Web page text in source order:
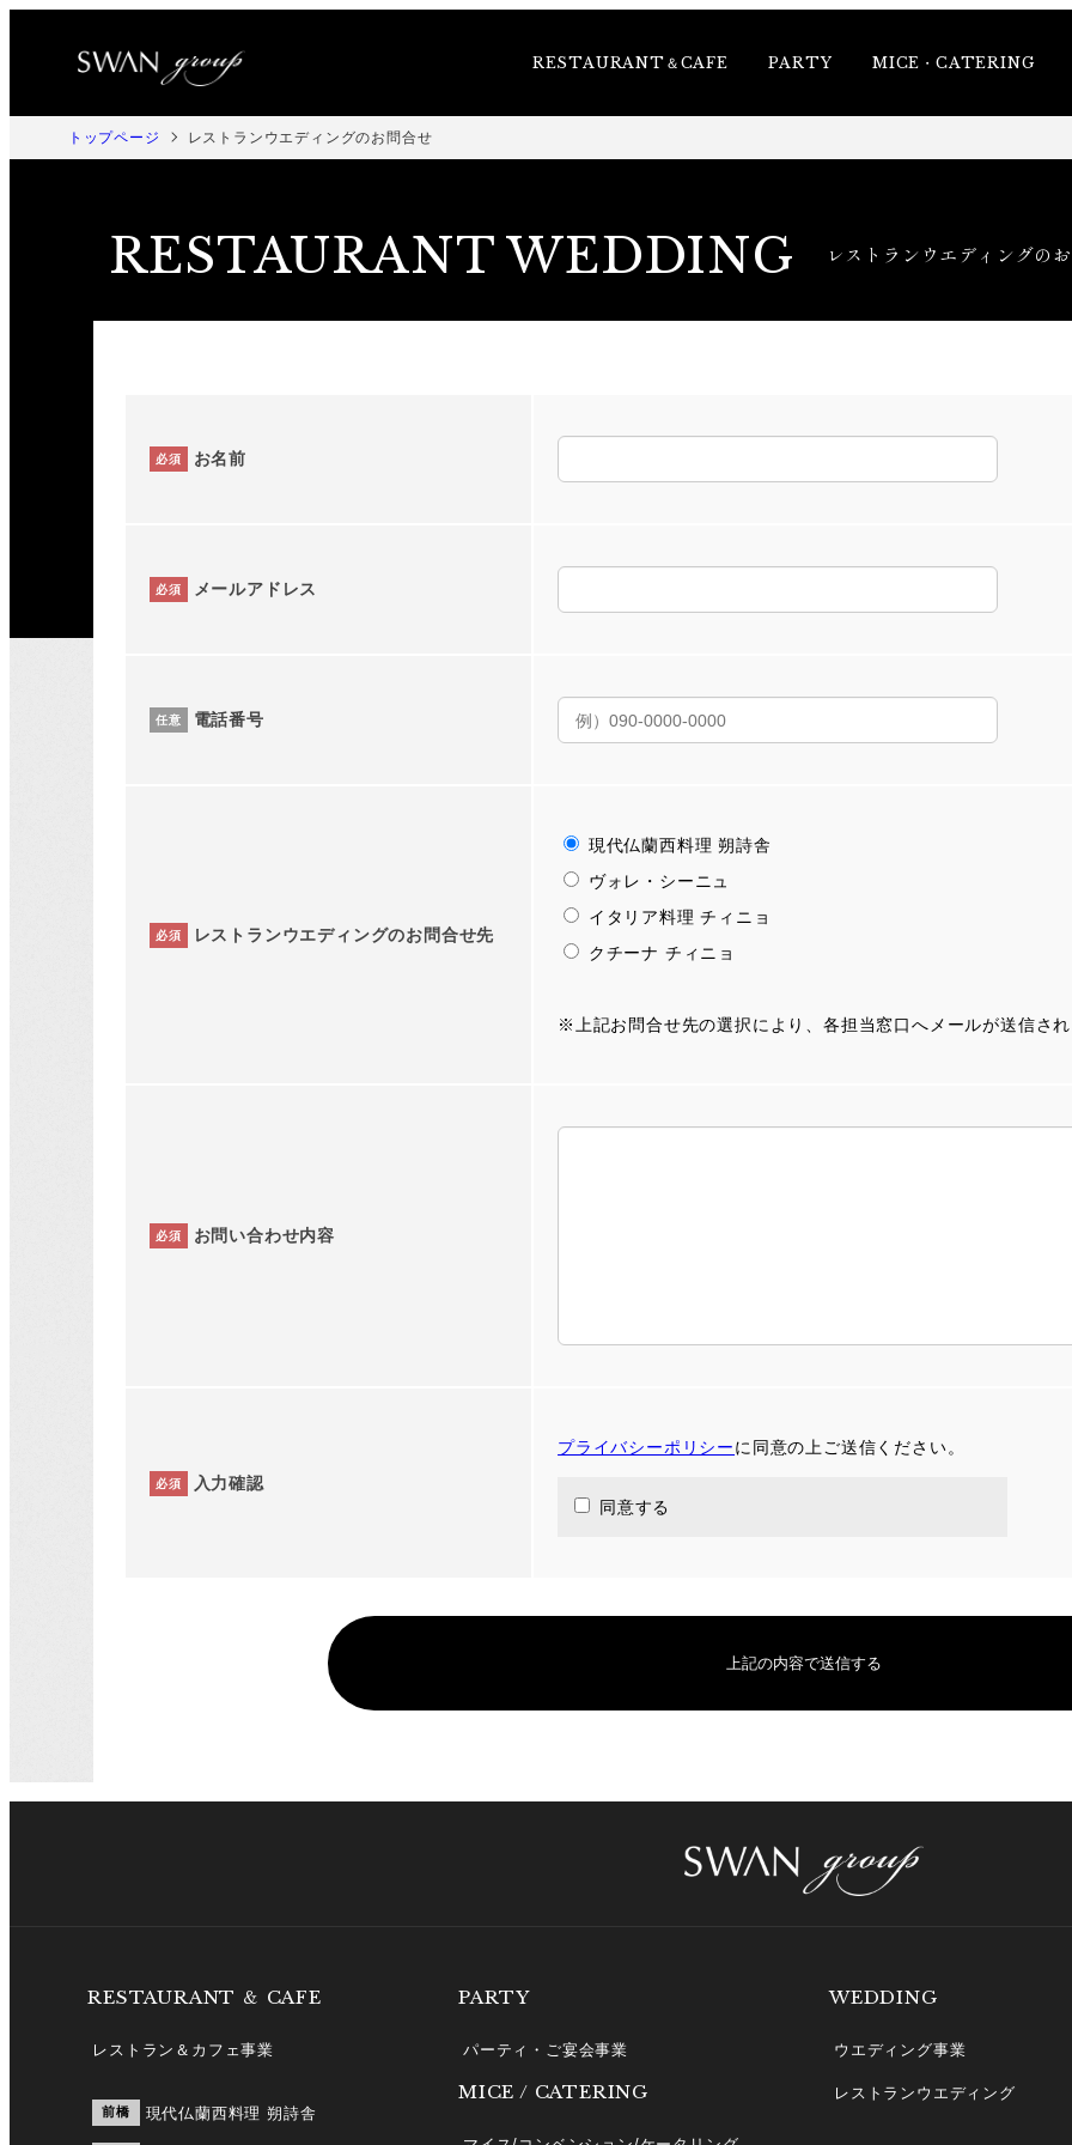
RESTAURANT＆CAFE PARTY MICE・CATERING
トップページ レストランウエディングのお問合せ
RESTAURANT WEDDING レストランウエディングの
必須 お名前
必須 メールアドレス
任意 電話番号
必須 レストランウエディングのお問合せ先
現代仏蘭西料理 朔詩舎
ヴォレ・シーニュ
イタリア料理 チィニョ
クチーナ チィニョ
※上記お問合せ先の選択により、各担当窓口へメールが送信さ
必須 お問い合わせ内容
必須 入力確認
プライバシーポリシーに同意の上ご送信ください。
同意する
RESTAURANT ＆ CAFE
レストラン＆カフェ事業
前橋 現代仏蘭西料理 朔詩舎
PARTY
パーティ・ご宴会事業
MICE / CATERING
WEDDING
ウエディング事業
レストランウエディング